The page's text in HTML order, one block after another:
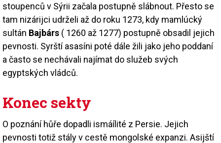
stoupenců v Sýrii začala postupně slábnout. Přesto se
tam nizárijci udrželi až do roku 1273, kdy mamlúcký
sultán Bajbárs ( 1260 až 1277) postupně obsadil jejich
pevnosti. Syrští asasíni poté dále žili jako jeho poddaní
a často se nechávali najímat do služeb svých
egyptských vládců.
Konec sekty
O poznání hůře dopadli ismáílité z Persie. Jejich
pevnosti totiž stály v cestě mongolské expanzi. Asijští